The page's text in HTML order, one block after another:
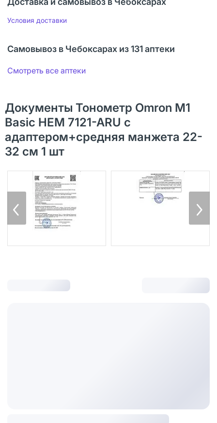
Условия доставки
Самовывоз в Чебоксарах из 131 аптеки
Смотреть все аптеки
Документы Тонометр Omron M1
Basic HEM 7121-ARU с
адаптером+средняя манжета 22-
32 см 1 шт